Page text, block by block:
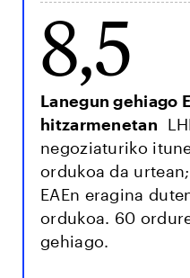
8,5
Lanegun gehiago
hitzarmenetan
negoziaturiko
ordukoa da
EAEn eragina
ordukoa. 60
gehiago.